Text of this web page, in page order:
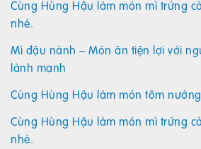
Cùng Hùng Hậu làm món mì trứng
nhé.
Mì đậu nành – Món ăn tiện lợi với
lành mạnh
Cùng Hùng Hậu làm món tôm
Cùng Hùng Hậu làm món mì trứng
nhé.